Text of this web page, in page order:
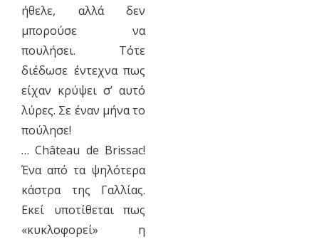
ήθελε, αλλά δεν
μπορούσε να
πουλήσει. Τότε
διέδωσε έντεχνα πως
είχαν κρύψει σ’ αυτό
λύρες. Σε έναν μήνα το
πούλησε!
… Château de Brissac!
Ένα από τα ψηλότερα
κάστρα της Γαλλίας.
Εκεί υποτίθεται πως
«κυκλοφορεί» η